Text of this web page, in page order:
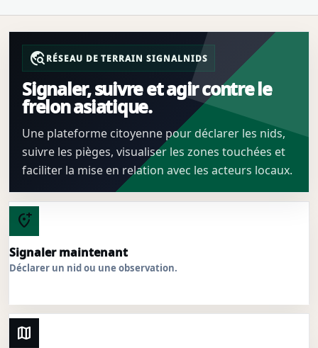
travel_exploreRÉSEAU DE TERRAIN SIGNALNIDS
Signaler, suivre et agir contre le
frelon asiatique.
Une plateforme citoyenne pour déclarer les nids,
suivre les pièges, visualiser les zones touchées et
faciliter la mise en relation avec les acteurs locaux.
add_location_alt
Signaler maintenant
Déclarer un nid ou une observation.
map